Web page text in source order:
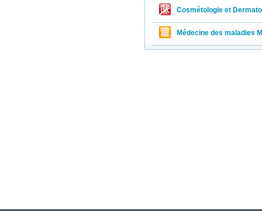
Cosmétologie et
Médecine des maladies